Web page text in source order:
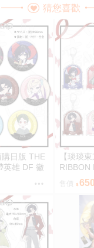
猜您喜歡
購日版 THE
英雄 DF 徽
吉露可
【琰琰
RIBBON
飾 藍寶
售價 650